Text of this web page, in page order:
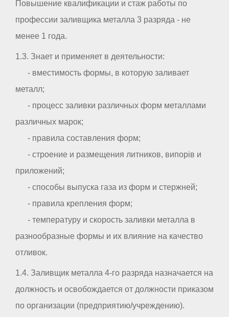
Повышение квалификации и стаж работы по
профессии заливщика металла 3 разряда - не
менее 1 года.
1.3. Знает и применяет в деятельности:
- вместимость формы, в которую заливает
металл;
- процесс заливки различных форм металлами
различных марок;
- правила составления форм;
- строение и размещения литников, випорів и
приложений;
- способы выпуска газа из форм и стержней;
- правила крепления форм;
- температуру и скорость заливки металла в
разнообразные формы и их влияние на качество
отливок.
1.4. Заливщик металла 4-го разряда назначается на
должность и освобождается от должности приказом
по организации (предприятию/учреждению).